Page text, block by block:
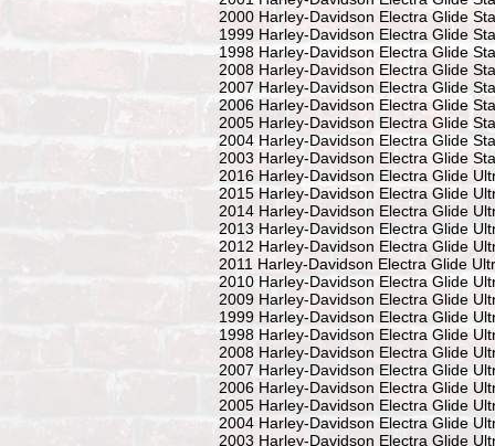
2000 Harley-Davidson Electra Glide
1999 Harley-Davidson Electra Glide
1998 Harley-Davidson Electra Glide
2008 Harley-Davidson Electra Glide
2007 Harley-Davidson Electra Glide
2006 Harley-Davidson Electra Glide
2005 Harley-Davidson Electra Glide
2004 Harley-Davidson Electra Glide
2003 Harley-Davidson Electra Glide
2016 Harley-Davidson Electra Glide
2015 Harley-Davidson Electra Glide
2014 Harley-Davidson Electra Glide
2013 Harley-Davidson Electra Glide
2012 Harley-Davidson Electra Glide
2011 Harley-Davidson Electra Glide
2010 Harley-Davidson Electra Glide
2009 Harley-Davidson Electra Glide
1999 Harley-Davidson Electra Glide
1998 Harley-Davidson Electra Glide
2008 Harley-Davidson Electra Glide
2007 Harley-Davidson Electra Glide
2006 Harley-Davidson Electra Glide
2005 Harley-Davidson Electra Glide
2004 Harley-Davidson Electra Glide
2003 Harley-Davidson Electra Glide